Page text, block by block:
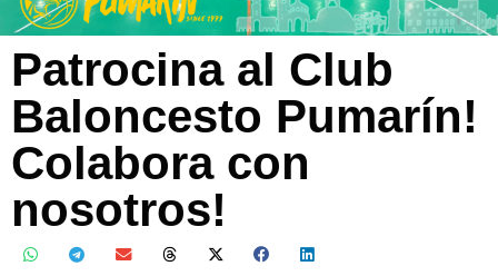
Patrocina al Club
Baloncesto Pumarín!
Colabora con
nosotros!